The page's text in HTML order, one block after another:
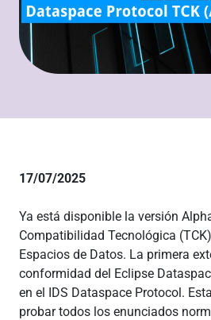
17/07/2025
Ya está disponible la versión
Compatibilidad Tecnológica
Espacios de Datos. La primera
conformidad del Eclipse
en el IDS Dataspace Protocol.
probar todos los enunciados